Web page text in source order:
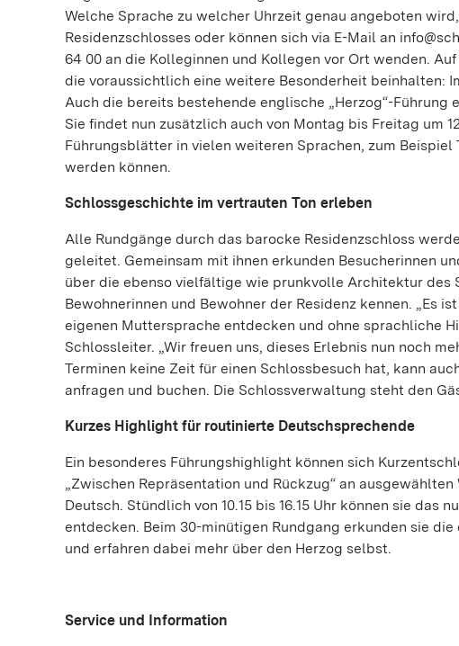
Welche Sprache zu welcher Uhrzeit genau angeboten
Residenzschlosses oder können sich via E-Mail an
64 00 an die Kolleginnen und Kollegen vor Ort wenden.
die voraussichtlich eine weitere Besonderheit beinhalten:
Auch die bereits bestehende englische „Herzog“-
Sie findet nun zusätzlich auch von Montag bis Freitag um
Führungsblätter in vielen weiteren Sprachen, zum
werden können.
Schlossgeschichte im vertrauten Ton erleben
Alle Rundgänge durch das barocke Residenzschloss
geleitet. Gemeinsam mit ihnen erkunden Besucherinnen
über die ebenso vielfältige wie prunkvolle Architektur des
Bewohnerinnen und Bewohner der Residenz kennen. „Es
eigenen Muttersprache entdecken und ohne sprachliche
Schlossleiter. „Wir freuen uns, dieses Erlebnis nun noch
Terminen keine Zeit für einen Schlossbesuch hat, kann
anfragen und buchen. Die Schlossverwaltung steht den
Kurzes Highlight für routinierte Deutschsprechende
Ein besonderes Führungshighlight können sich
„Zwischen Repräsentation und Rückzug“ an
Deutsch. Stündlich von 10.15 bis 16.15 Uhr können sie
entdecken. Beim 30-minütigen Rundgang erkunden sie
und erfahren dabei mehr über den Herzog selbst.
Service und Information